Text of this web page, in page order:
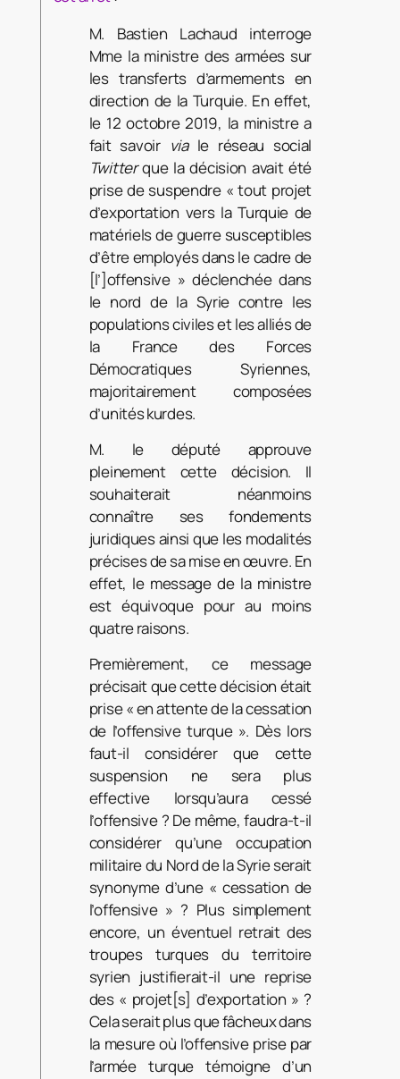
M. Bastien Lachaud interroge
Mme la ministre des armées sur
les transferts d’armements en
direction de la Turquie. En effet,
le 12 octobre 2019, la ministre a
fait savoir viale réseau social
Twitterque la décision avait été
prise de suspendre « tout projet
d’exportation vers la Turquie de
matériels de guerre susceptibles
d’être employés dans le cadre de
[l’]offensive » déclenchée dans
le nord de la Syrie contre les
populations civiles et les alliés de
la France des Forces
Démocratiques Syriennes,
majoritairement composées
d’unités kurdes.
M. le député approuve
pleinement cette décision. Il
souhaiterait néanmoins
connaître ses fondements
juridiques ainsi que les modalités
précises de sa mise en œuvre. En
effet, le message de la ministre
est équivoque pour au moins
quatre raisons.
Premièrement, ce message
précisait que cette décision était
prise « en attente de la cessation
de l’offensive turque ». Dès lors
faut-il considérer que cette
suspension ne sera plus
effective lorsqu’aura cessé
l’offensive ? De même, faudra-t-il
considérer qu’une occupation
militaire du Nord de la Syrie serait
synonyme d’une « cessation de
l’offensive » ? Plus simplement
encore, un éventuel retrait des
troupes turques du territoire
syrien justifierait-il une reprise
des « projet[s] d’exportation » ?
Cela serait plus que fâcheux dans
la mesure où l’offensive prise par
l’armée turque témoigne d’un